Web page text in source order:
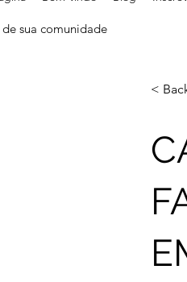
sua comunidade
<